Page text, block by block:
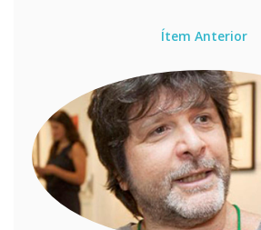
Ítem Anterior